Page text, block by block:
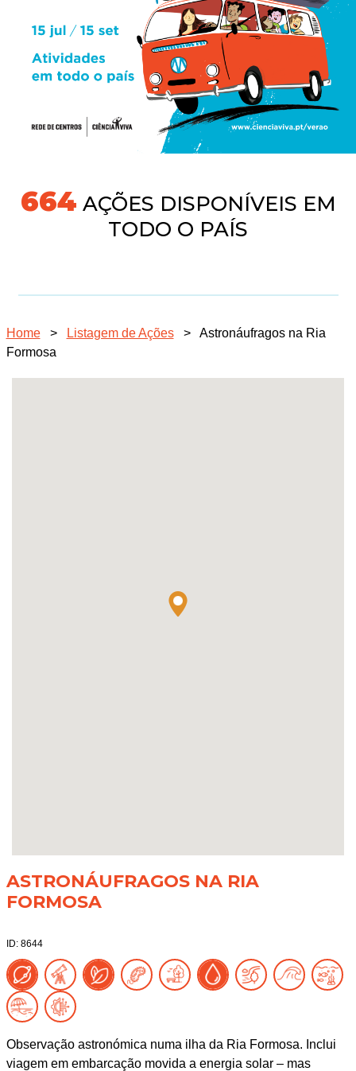
718AÇÕES DISPONÍVEIS EM
TODO O PAÍS
Home > Listagem de Ações >
Astronáufragos na Ria
Formosa
ASTRONÁUFRAGOS NA RIA
FORMOSA
ID: 8644
Observação astronómica numa ilha da Ria Formosa. Inclui
viagem em embarcação movida a energia solar – mas